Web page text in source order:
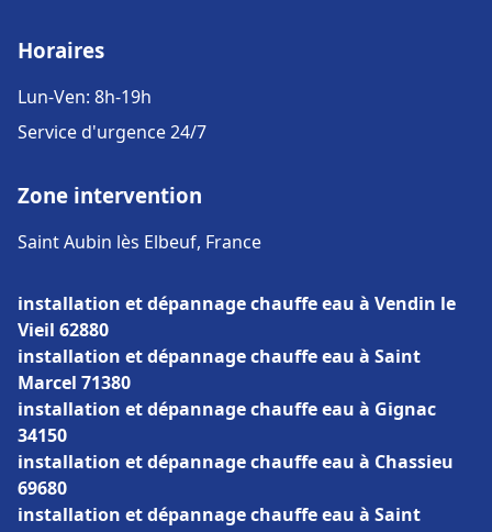
Horaires
Lun-Ven: 8h-19h
Service d'urgence 24/7
Zone intervention
Saint Aubin lès Elbeuf, France
installation et dépannage chauffe eau à Vendin le
Vieil 62880
installation et dépannage chauffe eau à Saint
Marcel 71380
installation et dépannage chauffe eau à Gignac
34150
installation et dépannage chauffe eau à Chassieu
69680
installation et dépannage chauffe eau à Saint